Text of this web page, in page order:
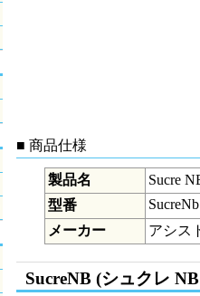
■ 商品仕様
製品名
Sucre
型番
SucreNb
メーカー
アシス
SucreNB (シュクレ